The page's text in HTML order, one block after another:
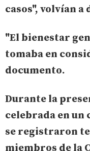
casos", volvían
"El bienestar
tomaba en
documento.
Durante la
celebrada en
se registraron
miembros de la